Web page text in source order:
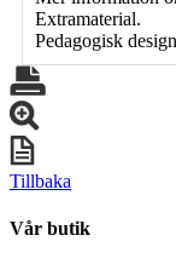
Extramaterial.
Pedagogisk design
Tillbaka
Vår butik